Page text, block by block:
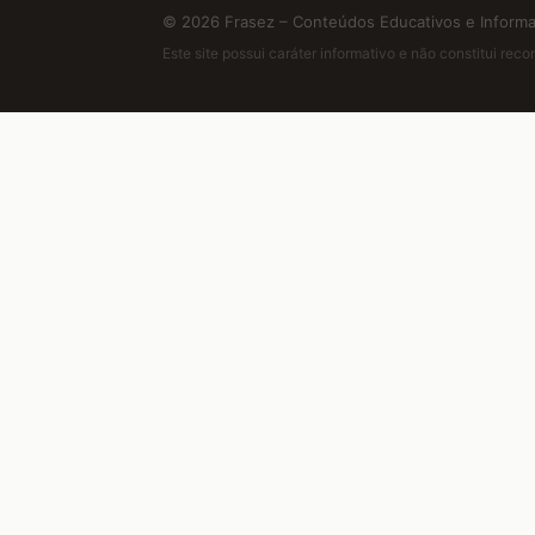
© 2026 Frasez – Conteúdos Educativos e
Este site possui caráter informativo e não constitui